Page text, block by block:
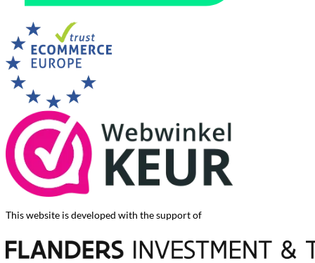
This website is developed with the support of